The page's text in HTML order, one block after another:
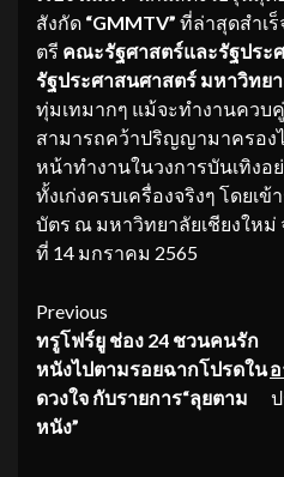
สังกัด “GMMTV” ที่ล่าสุดสำเ
ตรี คณะรัฐศาสตร์และรัฐประ
รัฐประศาสนศาสตร์ มหาวิทย
ทุ่มเทมากๆ แม้จะทำงานควบ
สามารถคว้าปริญญามาครอง
หน้าทำงานในวงการบันเทิงอ
ทั้งเก่งครบเครื่องจริงๆ โดย
บัตร ณ มหาวิทยาลัยเชียงใหม่
ที่ 14 มกราคม 2565
Continue
Reading
Previous
ทรูโฟร์ยู ช่อง 24 ชวนคนรัก
หนังไปตามรอยฉากโปรดใน
ดวงใจ กับรายการ“ลุยตาม
หนัง”